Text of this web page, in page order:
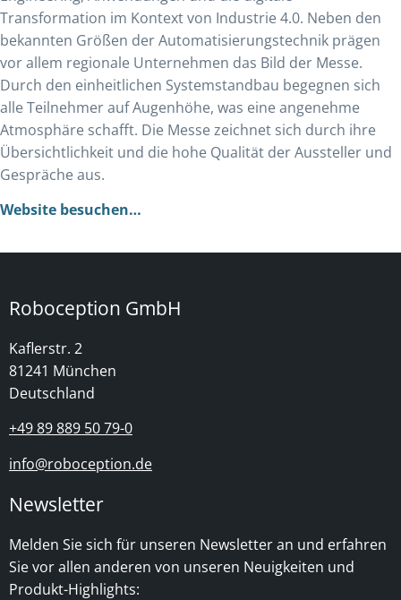
Transformation im Kontext von Industrie 4.0. Neben den
bekannten Größen der Automatisierungstechnik prägen
vor allem regionale Unternehmen das Bild der Messe.
Durch den einheitlichen Systemstandbau begegnen sich
alle Teilnehmer auf Augenhöhe, was eine angenehme
Atmosphäre schafft. Die Messe zeichnet sich durch ihre
Übersichtlichkeit und die hohe Qualität der Aussteller und
Gespräche aus.
Website besuchen…
Roboception GmbH
Kaflerstr. 2
81241 München
Deutschland
+49 89 889 50 79-0
info@roboception.de
Newsletter
Melden Sie sich für unseren Newsletter an und erfahren
Sie vor allen anderen von unseren Neuigkeiten und
Produkt-Highlights: